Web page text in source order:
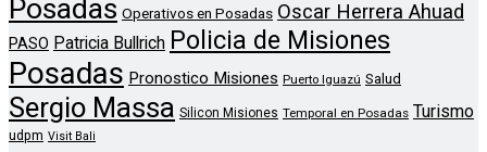
Posadas Operativos en Posadas Oscar Herrera Ahuad
PASO Patricia Bullrich Policia de Misiones
Posadas Pronostico Misiones Puerto Iguazú Salud
Sergio Massa Silicon Misiones Temporal en Posadas Turismo
udpm Visit Bali